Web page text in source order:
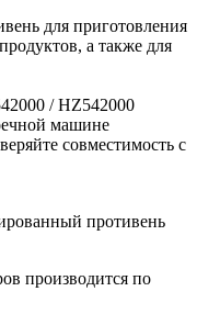
для приготовления
а также для
/ HZ542000
машине
совместимость с
производится по